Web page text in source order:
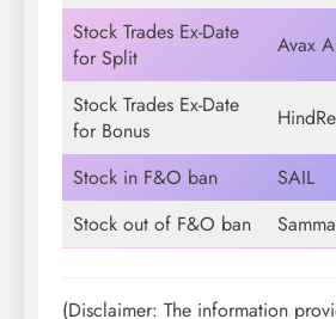
Stock Trades Ex-Date
for Split
Avax
Stock Trades Ex-Date
for Bonus
Stock in F&O ban
SAIL
Stock out of F&O ban
(Disclaimer: The information